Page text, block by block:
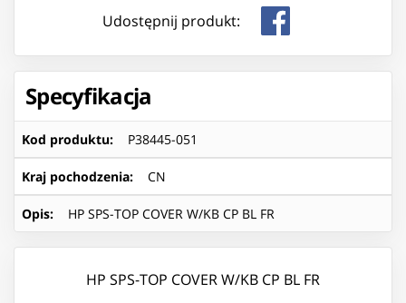
Udostępnij produkt:
Specyfikacja
Kod produktu: P38445-051
Kraj pochodzenia: CN
Opis: HP SPS-TOP COVER W/KB CP BL FR
HP SPS-TOP COVER W/KB CP BL FR